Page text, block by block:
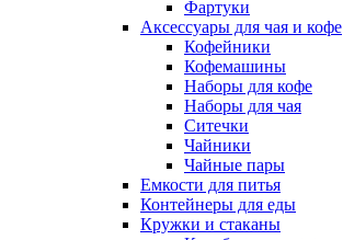
Фартуки
Аксессуары для чая и кофе
Кофейники
Кофемашины
Наборы для кофе
Наборы для чая
Ситечки
Чайники
Чайные пары
Емкости для питья
Контейнеры для еды
Кружки и стаканы